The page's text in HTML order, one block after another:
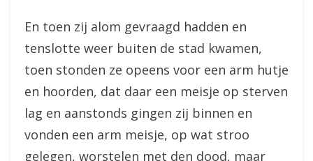
En toen zij alom gevraagd hadden en
tenslotte weer buiten de stad kwamen,
toen stonden ze opeens voor een arm hutje
en hoorden, dat daar een meisje op sterven
lag en aanstonds gingen zij binnen en
vonden een arm meisje, op wat stroo
gelegen, worstelen met den dood, maar